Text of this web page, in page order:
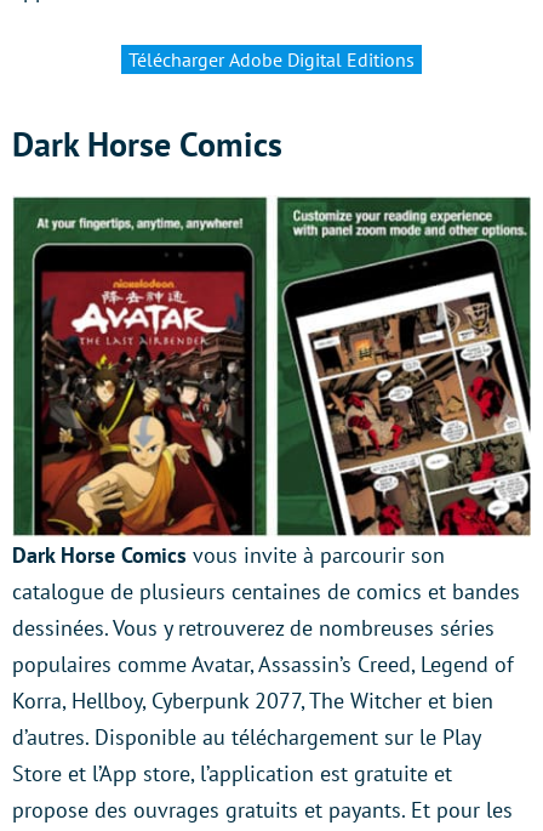
Télécharger Adobe Digital Editions
Dark Horse Comics
Dark Horse Comics vous invite à parcourir son
catalogue de plusieurs centaines de comics et bandes
dessinées. Vous y retrouverez de nombreuses séries
populaires comme Avatar, Assassin’s Creed, Legend of
Korra, Hellboy, Cyberpunk 2077, The Witcher et bien
d’autres. Disponible au téléchargement sur le Play
Store et l’App store, l’application est gratuite et
propose des ouvrages gratuits et payants. Et pour les